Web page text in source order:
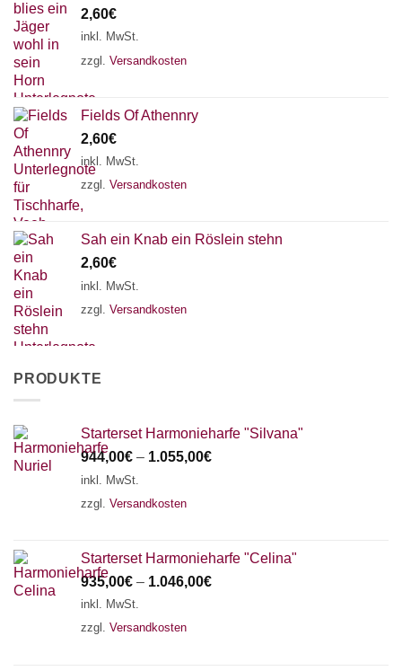
2,60€
inkl. MwSt.
zzgl. Versandkosten
Fields Of Athennry
2,60€
inkl. MwSt.
zzgl. Versandkosten
Sah ein Knab ein Röslein stehn
2,60€
inkl. MwSt.
zzgl. Versandkosten
PRODUKTE
Starterset Harmonieharfe "Silvana"
944,00€ – 1.055,00€
inkl. MwSt.
zzgl. Versandkosten
Starterset Harmonieharfe "Celina"
935,00€ – 1.046,00€
inkl. MwSt.
zzgl. Versandkosten